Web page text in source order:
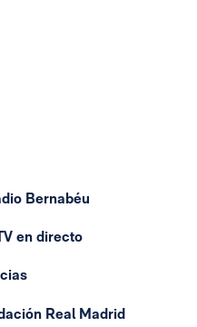
Bernabéu
en directo
Real Madrid